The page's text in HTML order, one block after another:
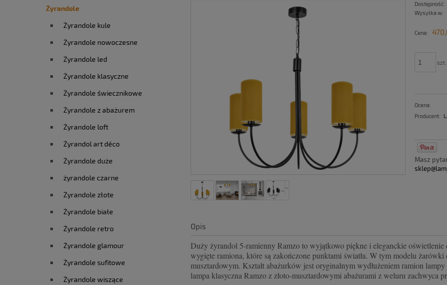
Żyrandole
Żyrandole kule
Żyrandole nowoczesne
Żyrandole led
Żyrandole klasyczne
Żyrandole świecznikowe
Żyrandole z abażurem
Żyrandole loft
Żyrandol art déco
Żyrandole duże
żyrandole czarne
Żyrandole złote
Żyrandole białe
Żyrandole retro
Żyrandole glamour
Żyrandole sufitowe
Żyrandole wiszące
Dostępność:
Wysyłka w:
Cena:
szt.
Ocena:
Producent:
Masz
Opis
Duży żyrandol 5-ramienny Ramzo to wyjątkowo piękne i eleganckie
wygięte ramiona, które są zakończone punktami światła. W tym modelu
musztardowym. Kształt abażurków jest oryginalnym wydłużeniem ramion
lampa klasyczna Ramzo z złoto-musztardowymi abażurami z weluru zachwyca